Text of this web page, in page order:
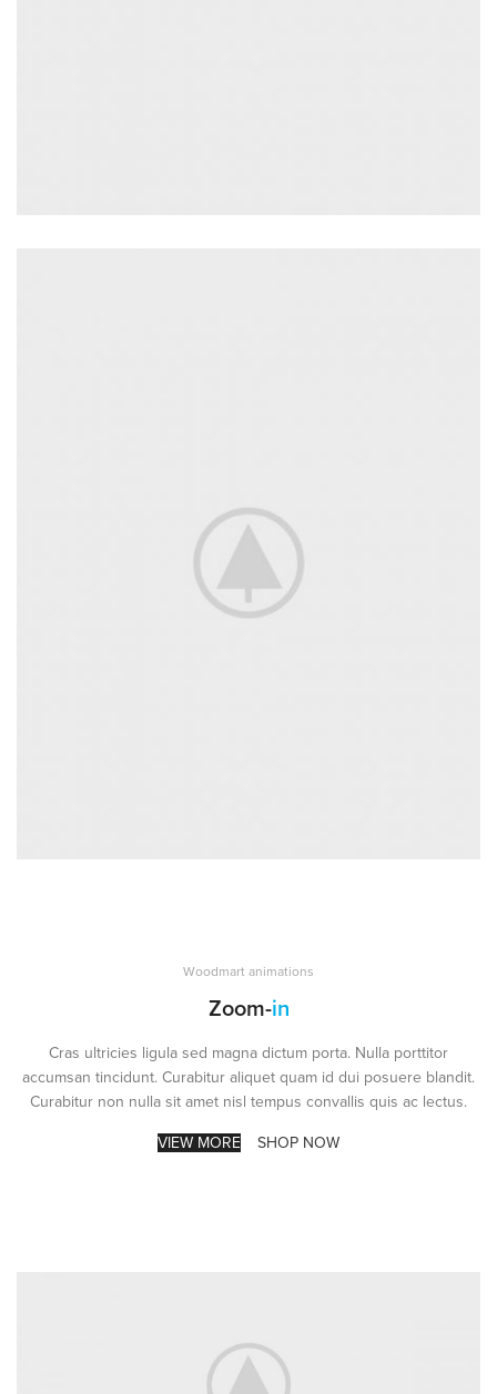
Woodmart animations
Zoom-in
Cras ultricies ligula sed magna dictum porta. Nulla porttitor
accumsan tincidunt. Curabitur aliquet quam id dui posuere blandit.
Curabitur non nulla sit amet nisl tempus convallis quis ac lectus.
VIEW MORE SHOP NOW